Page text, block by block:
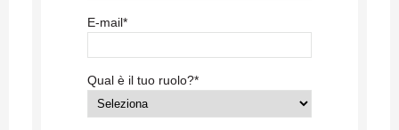
E-mail*
Qual è il tuo ruolo?*